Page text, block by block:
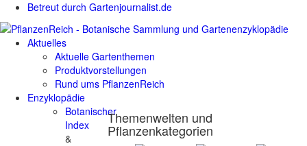
Betreut durch Gartenjournalist.de
Aktuelles
Aktuelle Gartenthemen
Produktvorstellungen
Rund ums PflanzenReich
Enzyklopädie
Botanischer
Index
&
Themenwelten und
Pflanzenkategorien